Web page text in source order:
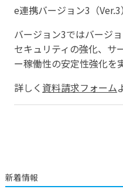
e連携バージョン3（Ver.3
バージョン3ではバージ
セキュリティの強化、サ
ー稼働性の安定性強化を
詳しく 資料請求フォーム
新着情報